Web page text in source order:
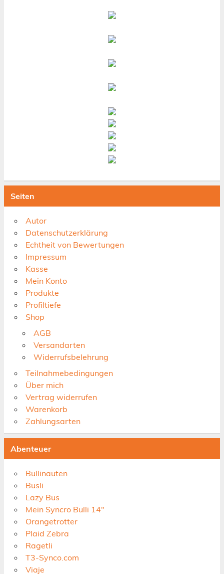
Seiten
Autor
Datenschutzerklärung
Echtheit von Bewertungen
Impressum
Kasse
Mein Konto
Produkte
Profiltiefe
Shop
AGB
Versandarten
Widerrufsbelehrung
Teilnahmebedingungen
Über mich
Vertrag widerrufen
Warenkorb
Zahlungsarten
Abenteuer
Bullinauten
Busli
Lazy Bus
Mein Syncro Bulli 14"
Orangetrotter
Plaid Zebra
Ragetli
T3-Synco.com
Viaje